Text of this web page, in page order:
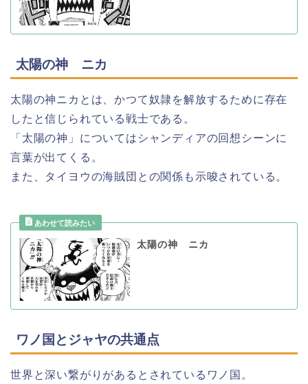
太陽の神 ニカ
太陽の神ニカとは、かつて奴隷を解放するために存在
したと信じられている戦士である。
「太陽の神」についてはシャンディアの回想シーンに
言葉が出てくる。
また、タイヨウの海賊団との関係も示唆されている。
太陽の神 ニカ
ワノ国とジャヤの共通点
世界と深い繋がりがあるとされているワノ国。